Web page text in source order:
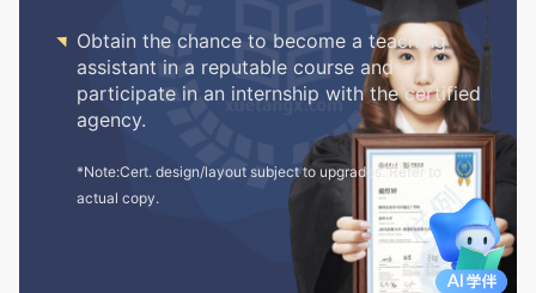
 Obtain the chance to become a teaching
assistant in a reputable course and
participate in an internship with the certified
agency.
*Note:Cert. design/layout subject to upgrades. Refer to
actual copy.